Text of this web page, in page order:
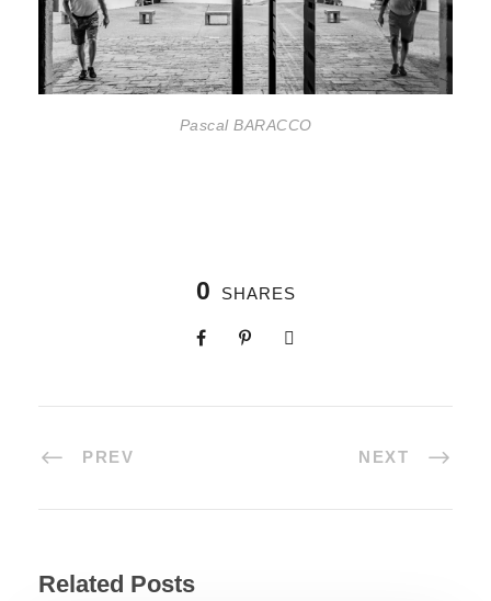
Pascal BARACCO
0 SHARES
PREV NEXT
Related Posts